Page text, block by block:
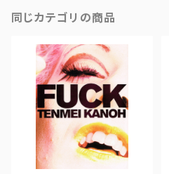
同じカテゴリの商品